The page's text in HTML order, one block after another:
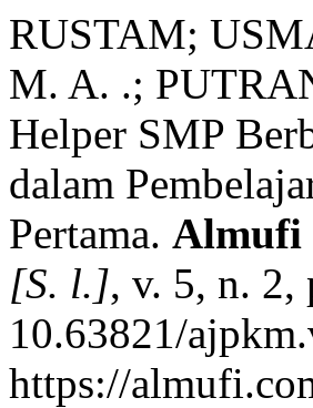
RUSTAM;
M. A. .;
Helper SMP
dalam
Pertama. Almufi
[S. l.], v. 5, n. 2,
10.63821/
https://